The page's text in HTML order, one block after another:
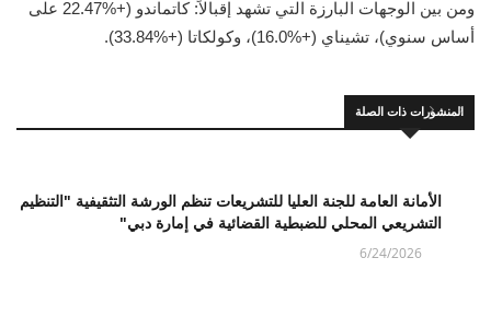
ومن بين الوجهات البارزة التي تشهد إقبالاً: كاتماندو (+%22.47 على
أساس سنوي)، تشيناي (+%16.0)، وكولكاتا (+%33.84).
المنشورات ذات الصلة
الأمانة العامة للجنة العليا للتشريعات تنظم الورشة التثقيفية "التنظيم
التشريعي المحلي للضبطية القضائية في إمارة دبي"
6/24/2026